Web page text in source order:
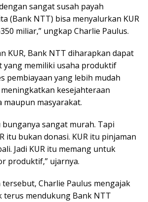
sangat susah payah
(Bank NTT) bisa menyalurkan KUR
miliar,” ungkap Charlie Paulus.
KUR, Bank NTT diharapkan dapat
yang memiliki usaha produktif
pembiayaan yang lebih mudah
kesejahteraan
masyarakat.
bunganya sangat murah. Tapi
itu bukan donasi. KUR itu pinjaman
Jadi KUR itu memang untuk
produktif,” ujarnya.
tersebut, Charlie Paulus mengajak
terus mendukung Bank NTT